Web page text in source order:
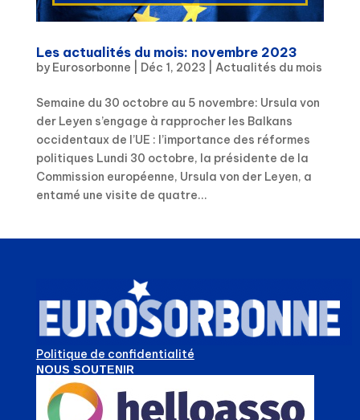
Les actualités du mois: novembre 2023
by Eurosorbonne Déc 1, 2023 Actualités du mois
Semaine du 30 octobre au 5 novembre: Ursula von
der Leyen s’engage à rapprocher les Balkans
occidentaux de l’UE : l’importance des réformes
politiques Lundi 30 octobre, la présidente de la
Commission européenne, Ursula von der Leyen, a
entamé une visite de quatre...
Politique de confidentialité
NOUS SOUTENIR